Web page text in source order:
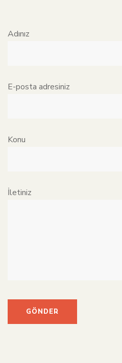
Adınız
E-posta adresiniz
Konu
İletiniz